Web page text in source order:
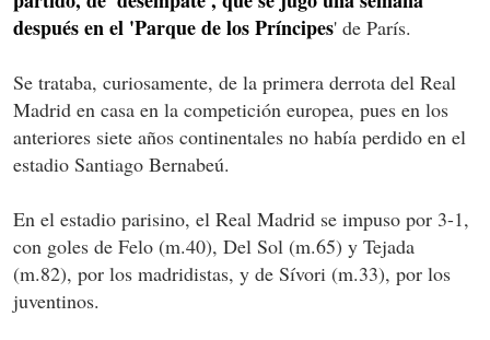
después en el 'Parque de los Príncipes' de París.
Se trataba, curiosamente, de la primera derrota del Real
Madrid en casa en la competición europea, pues en los
anteriores siete años continentales no había perdido en el
estadio Santiago Bernabeú.
En el estadio parisino, el Real Madrid se impuso por 3-1,
con goles de Felo (m.40), Del Sol (m.65) y Tejada
(m.82), por los madridistas, y de Sívori (m.33), por los
juventinos.